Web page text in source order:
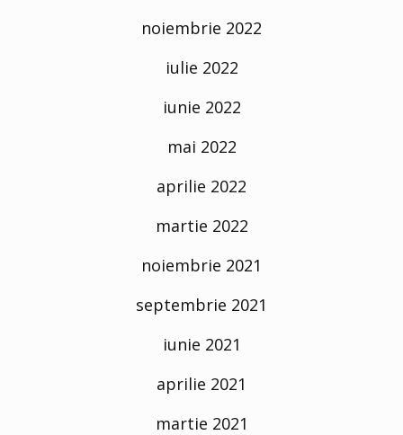
noiembrie 2022
iulie 2022
iunie 2022
mai 2022
aprilie 2022
martie 2022
noiembrie 2021
septembrie 2021
iunie 2021
aprilie 2021
martie 2021